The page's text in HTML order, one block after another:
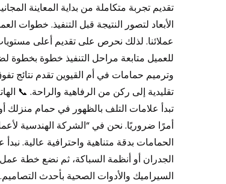
تقديم تجربة متكاملة من بداية المعاينة
الأبعاد لتصور النتيجة قبل التنفيذ. خطوات
عملائنا. لذلك نحرص على تقديم أعلى
للعميل متابعة مراحل التنفيذ خطوة بخطوة
وترميم حمامات في أم القيوين تقدم نتائج
تبدأ علامات التلف بالظهور في حمام
أمرًا ضروريًا. نحن في “الشركة الهندسية
الحمامات بدقة متناهية واحترافية عالية.
الجدران أو أنظمة السباكة، ثم نضع خطة
السيراميك والأدوات الصحية بأحدث